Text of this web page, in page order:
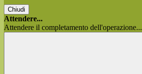
Chiudi
Attendere...
Attendere il completamento dell'operazione...